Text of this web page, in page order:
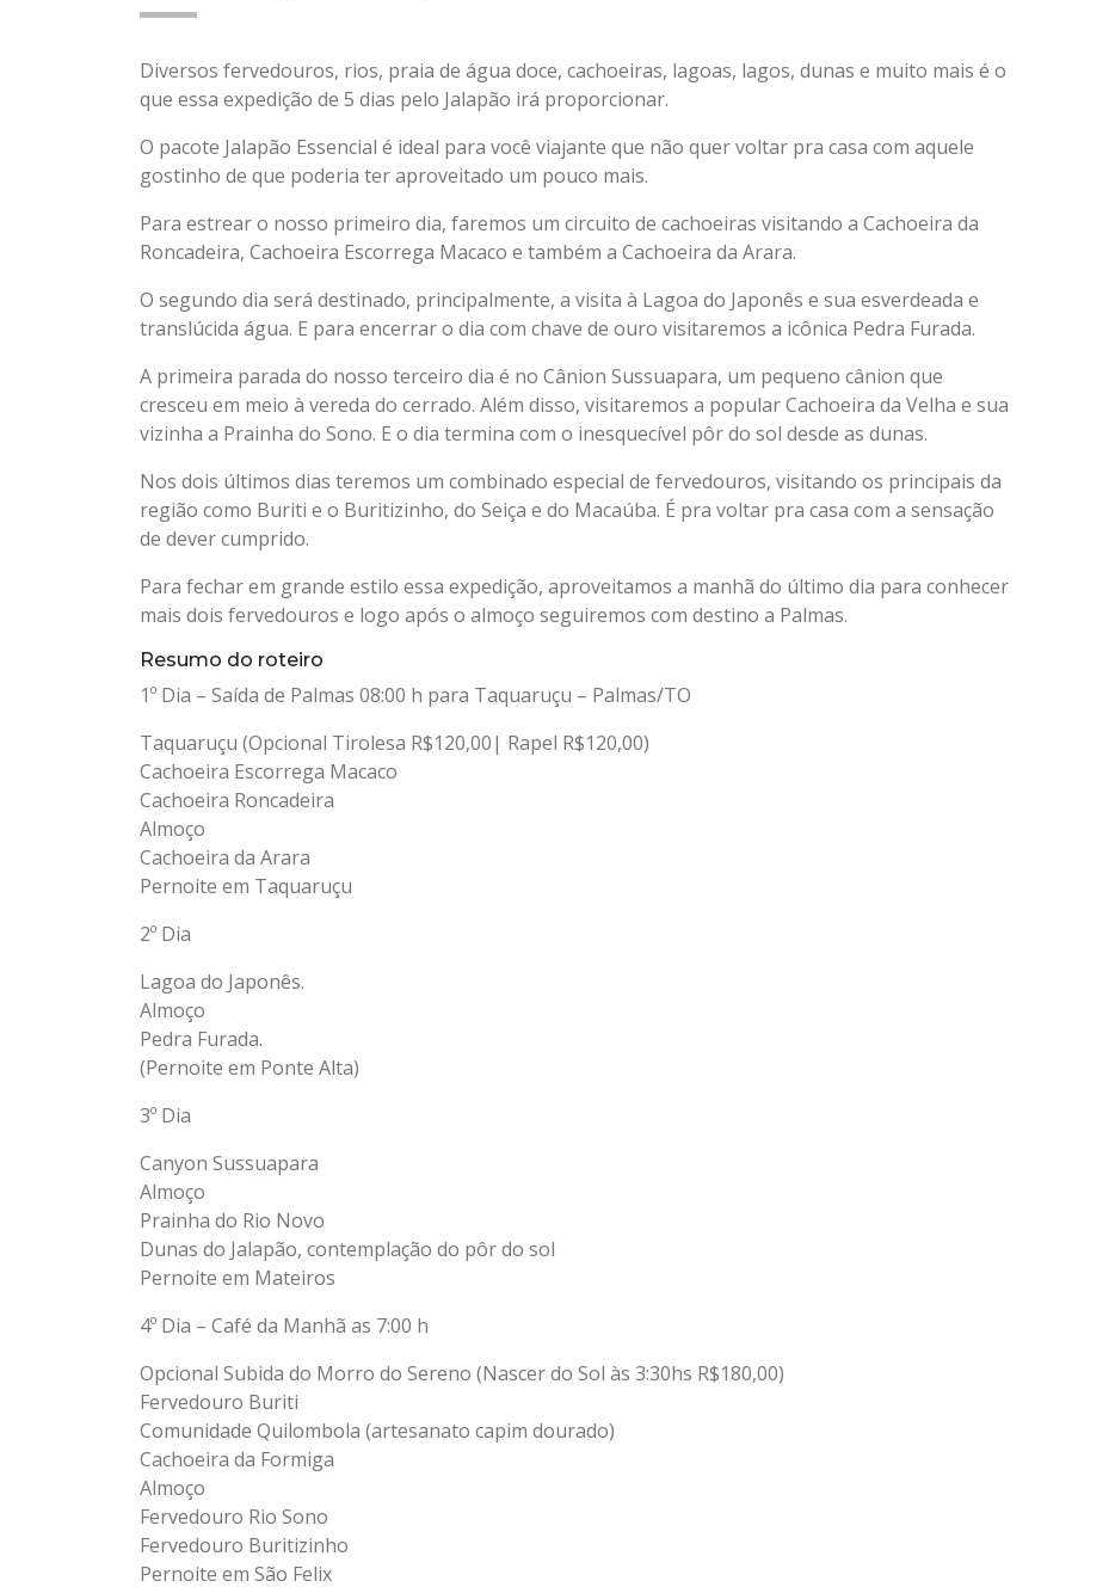
Diversos fervedouros, rios, praia de água doce, cachoeiras, lagoas, lagos, dunas e muito mais é o
que essa expedição de 5 dias pelo Jalapão irá proporcionar.
O pacote Jalapão Essencial é ideal para você viajante que não quer voltar pra casa com aquele
gostinho de que poderia ter aproveitado um pouco mais.
Para estrear o nosso primeiro dia, faremos um circuito de cachoeiras visitando a Cachoeira da
Roncadeira, Cachoeira Escorrega Macaco e também a Cachoeira da Arara.
O segundo dia será destinado, principalmente, a visita à Lagoa do Japonês e sua esverdeada e
translúcida água. E para encerrar o dia com chave de ouro visitaremos a icônica Pedra Furada.
A primeira parada do nosso terceiro dia é no Cânion Sussuapara, um pequeno cânion que
cresceu em meio à vereda do cerrado. Além disso, visitaremos a popular Cachoeira da Velha e sua
vizinha a Prainha do Sono. E o dia termina com o inesquecível pôr do sol desde as dunas.
Nos dois últimos dias teremos um combinado especial de fervedouros, visitando os principais da
região como Buriti e o Buritizinho, do Seiça e do Macaúba. É pra voltar pra casa com a sensação
de dever cumprido.
Para fechar em grande estilo essa expedição, aproveitamos a manhã do último dia para conhecer
mais dois fervedouros e logo após o almoço seguiremos com destino a Palmas.
Resumo do roteiro
1º Dia – Saída de Palmas 08:00 h para Taquaruçu – Palmas/TO
Taquaruçu (Opcional Tirolesa R$120,00| Rapel R$120,00)
Cachoeira Escorrega Macaco
Cachoeira Roncadeira
Almoço
Cachoeira da Arara
Pernoite em Taquaruçu
2º Dia
Lagoa do Japonês.
Almoço
Pedra Furada.
(Pernoite em Ponte Alta)
3º Dia
Canyon Sussuapara
Almoço
Prainha do Rio Novo
Dunas do Jalapão, contemplação do pôr do sol
Pernoite em Mateiros
4º Dia – Café da Manhã as 7:00 h
Opcional Subida do Morro do Sereno (Nascer do Sol às 3:30hs R$180,00)
Fervedouro Buriti
Comunidade Quilombola (artesanato capim dourado)
Cachoeira da Formiga
Almoço
Fervedouro Rio Sono
Fervedouro Buritizinho
Pernoite em São Felix